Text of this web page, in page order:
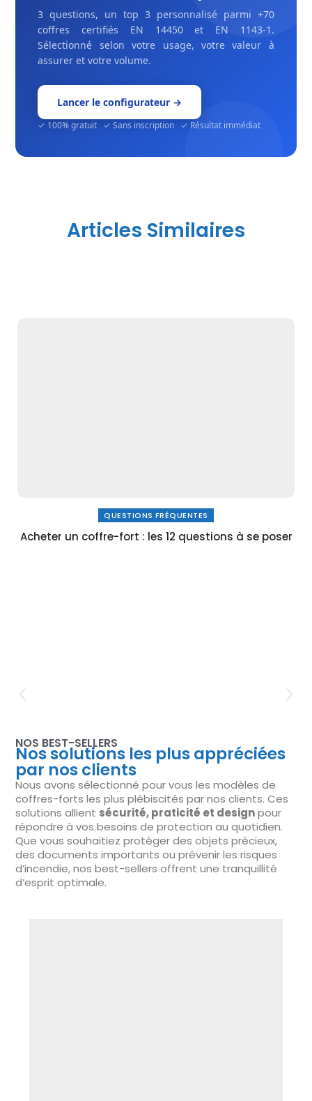
3 questions, un top 3 personnalisé parmi +70
coffres certifiés EN 14450 et EN 1143-1.
Sélectionné selon votre usage, votre valeur à
assurer et votre volume.
Lancer le configurateur →
✓ 100% gratuit ✓ Sans inscription ✓ Résultat immédiat
Articles Similaires
QUESTIONS FRÉQUENTES
Acheter un coffre-fort : les 12 questions à se poser
NOS BEST-SELLERS
Nos solutions les plus appréciées
par nos clients
Nous avons sélectionné pour vous les modèles de
coffres-forts les plus plébiscités par nos clients. Ces
solutions allient sécurité, praticité et designpour
répondre à vos besoins de protection au quotidien.
Que vous souhaitiez protéger des objets précieux,
des documents importants ou prévenir les risques
d’incendie, nos best-sellers offrent une tranquillité
d’esprit optimale.